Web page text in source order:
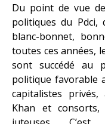
Du point de vue
politiques du
blanc-bonnet,
toutes ces années,
sont succédé au
politique favorable
capitalistes privés,
Khan et consorts,